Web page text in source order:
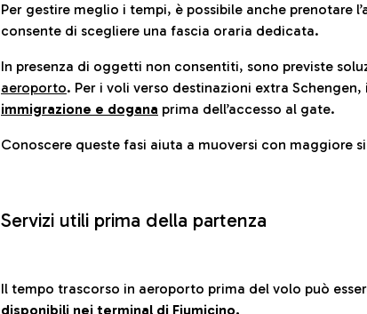
Per gestire meglio i tempi, è possibile anche prenotare
consente di scegliere una fascia oraria dedicata.
In presenza di oggetti non consentiti, sono previste
aeroporto. Per i voli verso destinazioni extra
immigrazione e dogana prima dell’accesso al gate.
Conoscere queste fasi aiuta a muoversi con maggiore
Servizi utili prima della partenza
Il tempo trascorso in aeroporto prima del volo può
disponibili nei terminal di Fiumicino.